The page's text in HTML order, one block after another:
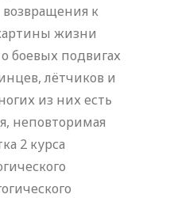
к
жизни
боевых подвигах
лётчиков и
из них есть
неповторимая
2 курса